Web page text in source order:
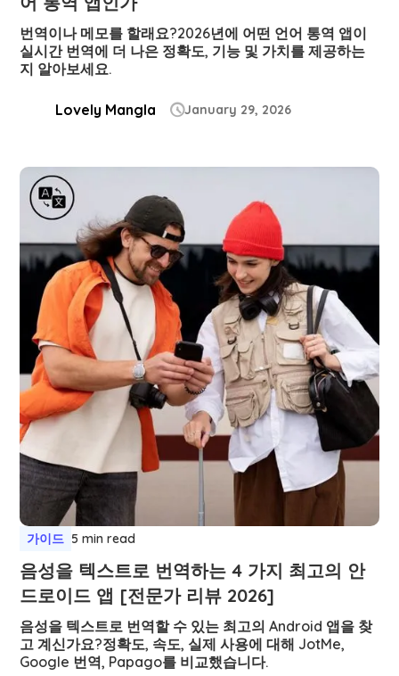
번역이나 메모를 할래요?2026년에 어떤 언어 통역 앱이
실시간 번역에 더 나은 정확도, 기능 및 가치를 제공하는
지 알아보세요.
Lovely Mangla January 29, 2026
가이드 5 min read
음성을 텍스트로 번역하는 4 가지 최고의 안
드로이드 앱 [전문가 리뷰 2026]
음성을 텍스트로 번역할 수 있는 최고의 Android 앱을 찾
고 계신가요?정확도, 속도, 실제 사용에 대해 JotMe,
Google 번역, Papago를 비교했습니다.